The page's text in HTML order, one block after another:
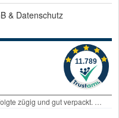
& Datenschutz